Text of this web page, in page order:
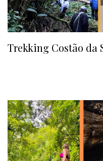
Trekking Costão da